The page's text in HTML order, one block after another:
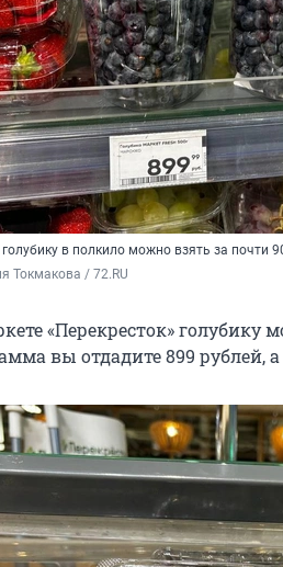
голубику в полкило можно взять за почти
Токмакова / 72.RU
«Перекресток» голубику
вы отдадите 899 рублей,